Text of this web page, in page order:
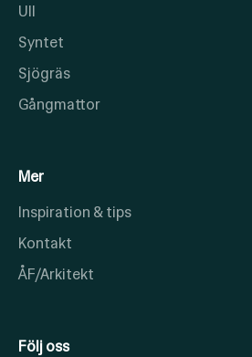
Ull
Syntet
Sjögräs
Gångmattor
Mer
Inspiration & tips
Kontakt
ÅF/Arkitekt
Följ oss